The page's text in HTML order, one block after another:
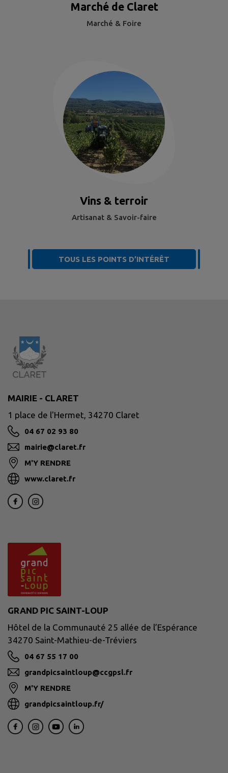
Marché de Claret
Marché & Foire
Vins & terroir
Artisanat & Savoir-faire
TOUS LES POINTS D’INTÉRÊT
MAIRIE - CLARET
1 place de l'Hermet, 34270 Claret
04 67 02 93 80
mairie@claret.fr
M'Y RENDRE
www.claret.fr
GRAND PIC SAINT-LOUP
Hôtel de la Communauté 25 allée de l’Espérance
34270 Saint-Mathieu-de-Tréviers
04 67 55 17 00
grandpicsaintloup@ccgpsl.fr
M'Y RENDRE
grandpicsaintloup.fr/